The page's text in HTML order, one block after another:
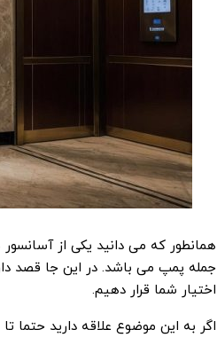
همانطور که می دانید یکی از
جمله پمپ می باشد. در این جا قصد
اختیار شما قرار دهیم.
اگر به این موضوع علاقه دارید حتما